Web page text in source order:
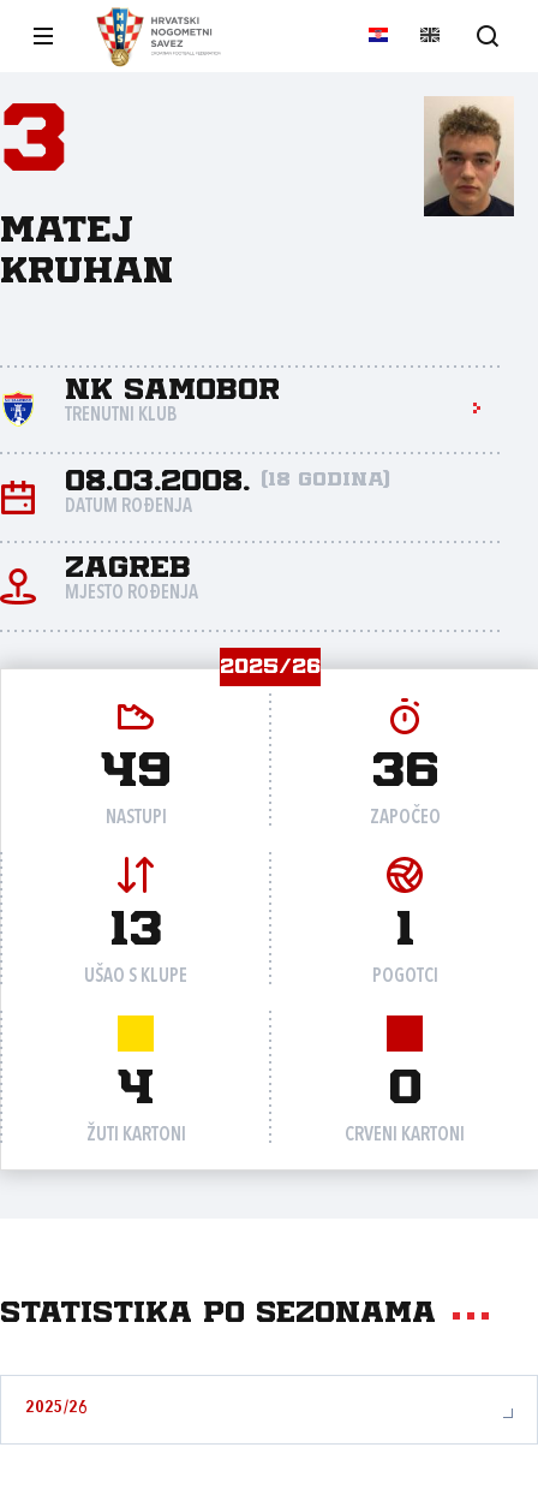
3
Matej
Kruhan
NK Samobor
TRENUTNI KLUB
08.03.2008. (18 godina)
DATUM ROĐENJA
Zagreb
MJESTO ROĐENJA
2025/26
49
NASTUPI
36
ZAPOČEO
13
UŠAO S KLUPE
1
POGOTCI
4
ŽUTI KARTONI
0
CRVENI KARTONI
Statistika po sezonama
2025/26